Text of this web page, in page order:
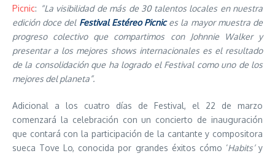
Picnic: “La visibilidad de más de 30 talentos locales en nuestra
edición doce del Festival Estéreo Picnices la mayor muestra de
progreso colectivo que compartimos con Johnnie Walker y
presentar a los mejores shows internacionales es el resultado
de la consolidación que ha logrado el Festival como uno de los
mejores del planeta”.
Adicional a los cuatro días de Festival, el 22 de marzo
comenzará la celebración con un concierto de inauguración
que contará con la participación de la cantante y compositora
sueca Tove Lo, conocida por grandes éxitos cómo ‘Habits’y